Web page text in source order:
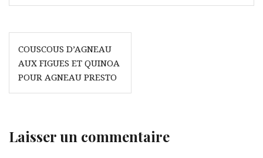
Navigation
de
l’article
COUSCOUS D’AGNEAU
AUX FIGUES ET QUINOA
POUR AGNEAU PRESTO
Laisser un commentaire